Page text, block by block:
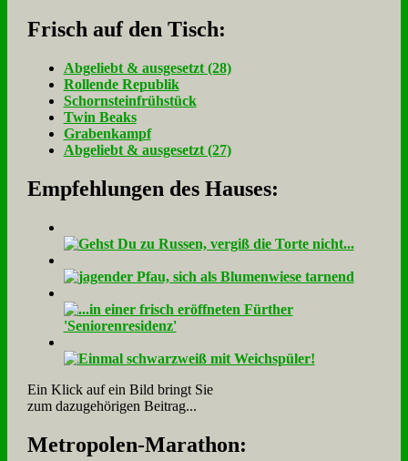
Frisch auf den Tisch:
Ab­ge­liebt & aus­ge­setzt (28)
Rol­len­de Re­pu­blik
Schorn­stein­früh­stück
Twin Beaks
Gra­ben­kampf
Ab­ge­liebt & aus­ge­setzt (27)
Empfehlungen des Hauses:
Ein Klick auf ein Bild bringt Sie
zum dazugehörigen Beitrag...
Me­tro­po­len-Ma­ra­thon: